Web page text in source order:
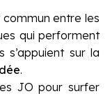
entre les
qui performent
s’appuient sur la
.
JO pour surfer